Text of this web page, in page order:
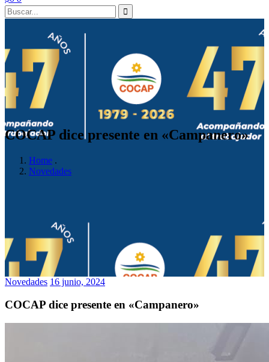
COCAP dice presente en «Campanero»
Home .
Novedades
Novedades 16 junio, 2024
COCAP dice presente en «Campanero»